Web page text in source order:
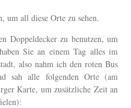
um all diese Orte zu sehen.
Doppeldecker zu benutzen, um
Sie an einem Tag alles im
also nahm ich den roten Bus
sah alle folgenden Orte (am
Karte, um zusätzliche Zeit an